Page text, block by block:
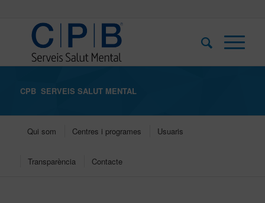
CPB SERVEIS SALUT MENTAL
Qui som Centres i programes Usuaris
Transparència Contacte